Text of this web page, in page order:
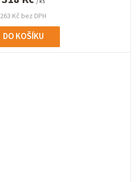
263 Kč bez DPH
DO KOŠÍKU